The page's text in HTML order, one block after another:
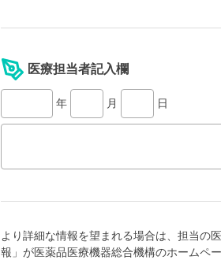
医療担当者記入欄
年 月 日
より詳細な情報を望まれる場合は、担当の
報」が医薬品医療機器総合機構のホームペ